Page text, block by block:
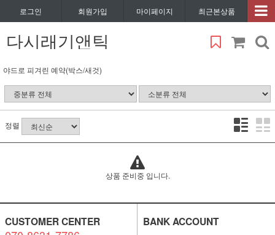
로그인 회원가입 마이페이지 최근본상품
다시래기앤틱
야드로 피겨린 예약(박스/새것)
정렬
상품 준비중 입니다.
CUSTOMER CENTER BANK ACCOUNT